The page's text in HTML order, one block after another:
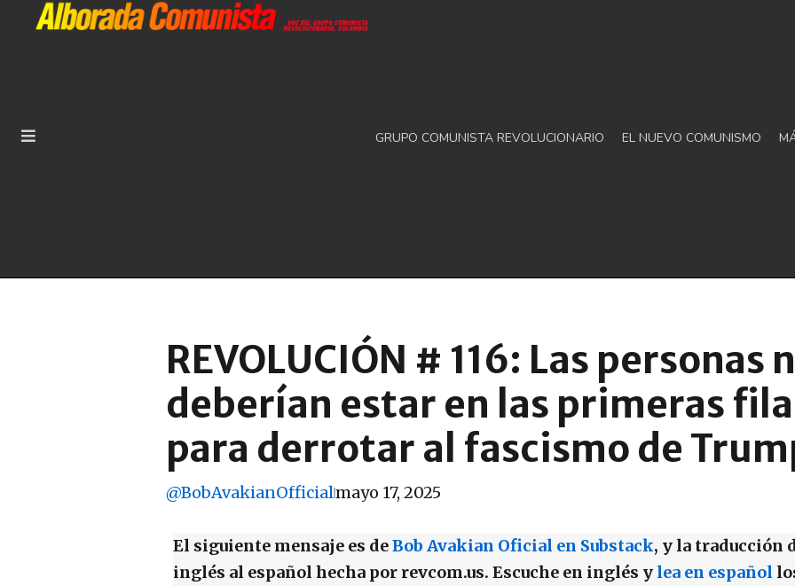
GRUPO COMUNISTA REVOLUCIONARIO EL NUEVO COMUNISMO
REVOLUCIÓN # 116: Las personas
deberían estar en las primeras
para derrotar al fascismo de
@BobAvakianOfficialmayo 17, 2025
El siguiente mensaje es deBob Avakian Oficial en Substack, y la traducción
inglés al español hecha por revcom.us. Escuche en inglés y lea en español